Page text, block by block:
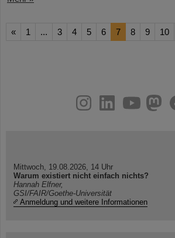
« 1 ... 3 4 5 6 7 8 9 10
youtube
helmholtz.social
facebook
Mittwoch, 19.08.2026, 14 Uhr
Warum existiert nicht einfach nichts?
Hannah Elfner,
GSI/FAIR/Goethe-Universität
Anmeldung und weitere Informationen